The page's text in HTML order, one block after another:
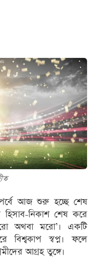
আজ শুরু হচ্ছে শেষ
নিকাশ শেষ করে
অথবা মরো’। একটি
বিশ্বকাপ স্বপ্ন। ফলে
আগ্রহ তুঙ্গে।